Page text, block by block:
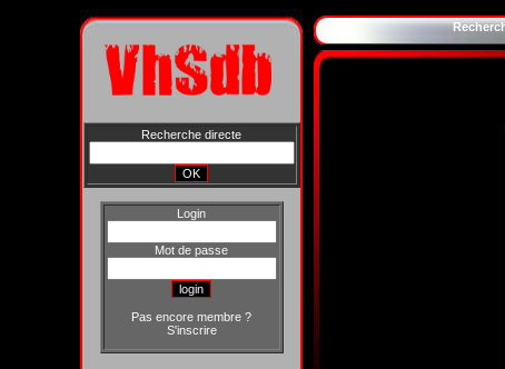
Recherche directe
Login
Mot de passe
Pas encore membre ?
S'inscrire